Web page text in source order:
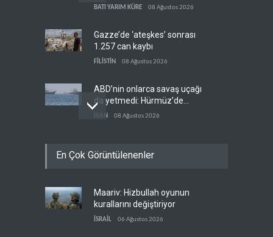
BATI YARIM KÜRE 08 Ağustos 2026
Gazze’de ‘ateşkes’ sonrası
1.257 can kaybı
FİLİSTİN 08 Ağustos 2026
ABD’nin onlarca savaş uçağı
da yetmedi: Hürmüz’de
gemi vuruldu
İRAN 08 Ağustos 2026
'Arap projesi' uyarısı
Mossad’ın İran'a karşı Kürt
planı neden çöktü?
En Çok Görüntülenenler
Maariv: Hizbullah oyunun
kurallarını değiştiriyor
İSRAİL 06 Ağustos 2026